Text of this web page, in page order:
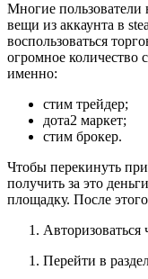
Многие
вещи из аккаунта в
воспользоваться
огромное количество
именно:
стим трейдер;
дота2 маркет;
стим брокер.
Чтобы перекинуть
получить за это
площадку. После
Авторизоваться
Перейти в